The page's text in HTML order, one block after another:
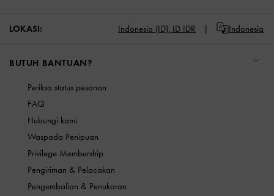
LOKASI: Indonesia (ID), ID IDR Indonesia
BUTUH BANTUAN?
Periksa status pesanan
FAQ
Hubungi kami
Waspada Penipuan
Privilege Membership
Pengiriman & Pelacakan
Pengembalian & Penukaran